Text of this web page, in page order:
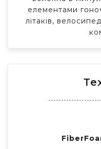
елементами
літаків,